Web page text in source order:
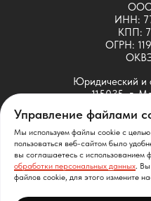
Управление файлами
Мы используем файлы cookie с
пользоваться веб-сайтом было
вы соглашаетесь с использованием
обработки персональных данных. Вы
файлов cookie, для этого измените
ООО
ИНН:
КПП:
ОГРН:
Юридический и
115035, г.
Замоскворечье,
д.14 стр. 2,
ком.
ООО «Хинт»
следующие ПО
(свидетельство